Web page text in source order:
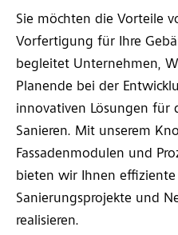
Sie möchten die Vorteile
Vorfertigung für Ihre
begleitet Unternehmen,
Planende bei der
innovativen Lösungen für
Sanieren. Mit unserem
Fassadenmodulen und
bieten wir Ihnen
Sanierungsprojekte und
realisieren.